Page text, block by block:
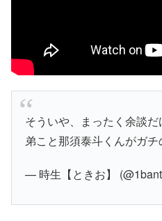
そういや、まったく余談
弟こと那須泰斗くんがガチ
— 時生【ときお】